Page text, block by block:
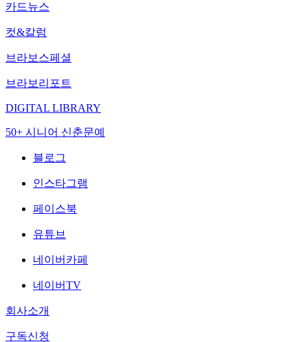
카드뉴스
컷&칼럼
브라보스페셜
브라보리포트
DIGITAL LIBRARY
50+ 시니어 신춘문예
블로그
인스타그램
페이스북
유튜브
네이버카페
네이버TV
회사소개
구독신청